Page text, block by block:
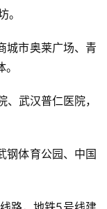
。
城市奥莱广场、青
武汉普仁医院，
钢体育公园、中国